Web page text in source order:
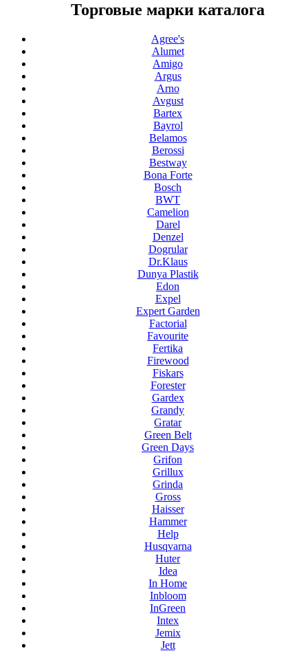
Торговые марки каталога
Agree's
Alumet
Amigo
Argus
Arno
Avgust
Bartex
Bayrol
Belamos
Berossi
Bestway
Bona Forte
Bosch
BWT
Camelion
Darel
Denzel
Dogrular
Dr.Klaus
Dunya Plastik
Edon
Expel
Expert Garden
Factorial
Favourite
Fertika
Firewood
Fiskars
Forester
Gardex
Grandy
Gratar
Green Belt
Green Days
Grifon
Grillux
Grinda
Gross
Haisser
Hammer
Help
Husqvarna
Huter
Idea
In Home
Inbloom
InGreen
Intex
Jemix
Jett